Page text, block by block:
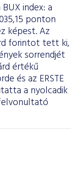
index: a
ponton
képest. Az
forintot tett ki,
sorrendjét
értékű
és az ERSTE
a nyolcadik